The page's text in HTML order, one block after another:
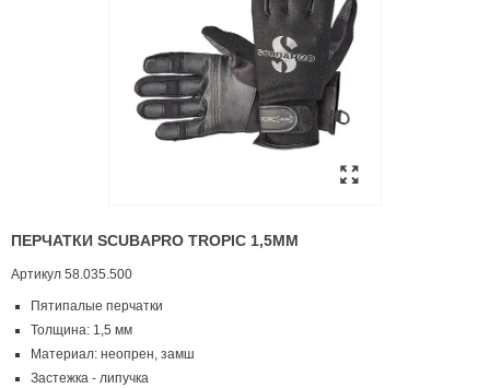
ПЕРЧАТКИ SCUBAPRO TROPIC 1,5ММ
Артикул 58.035.500
Пятипалые перчатки
Толщина: 1,5 мм
Материал: неопрен, замш
Застежка - липучка